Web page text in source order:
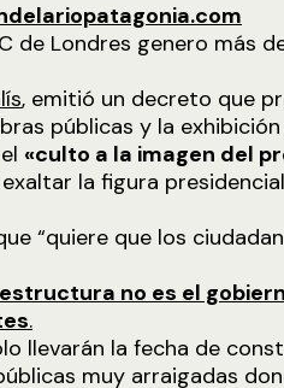
de Londres genero más
, emitió un decreto que
públicas y la
«culto a la imagen del
la figura
“quiere que los
no es el
.
llevarán la fecha de
muy arraigadas